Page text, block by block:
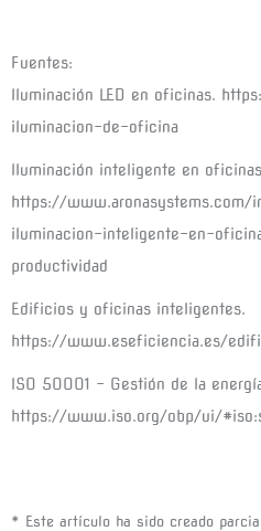
Fuentes:
Iluminación LED en oficinas.
iluminacion-de-oficina
Iluminación inteligente en
https://www.aronasystems.com/
iluminacion-inteligente-en-
productividad
Edificios y oficinas inteligentes.
https://www.eseficiencia.es/
ISO 50001 – Gestión de la
https://www.iso.org/obp/ui/
* Este artículo ha sido creado